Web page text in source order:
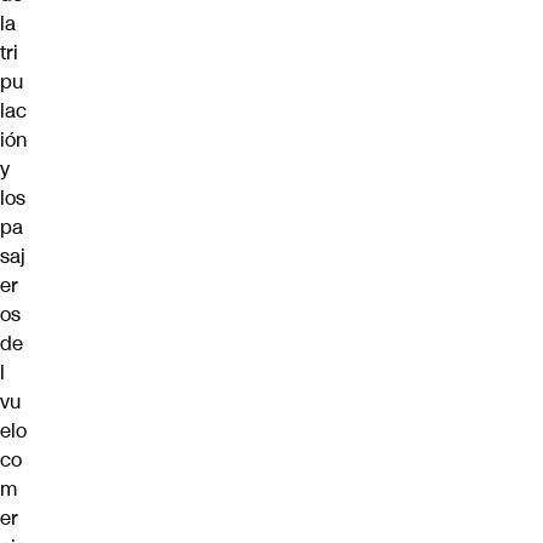
la
tri
pu
lac
ión
y
los
pa
saj
er
os
de
l
vu
elo
co
m
er